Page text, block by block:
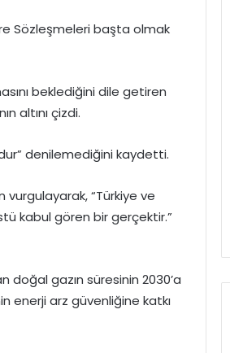
Sözleşmeleri başta olmak
beklediğini dile getiren
altını çizdi.
denilemediğini kaydetti.
vurgulayarak, “Türkiye ve
kabul gören bir gerçektir.”
doğal gazın süresinin 2030’a
enerji arz güvenliğine katkı